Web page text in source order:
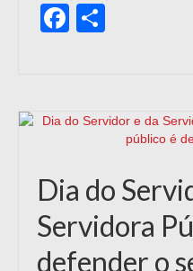
Facebook
Dia do
Servidora
defender o